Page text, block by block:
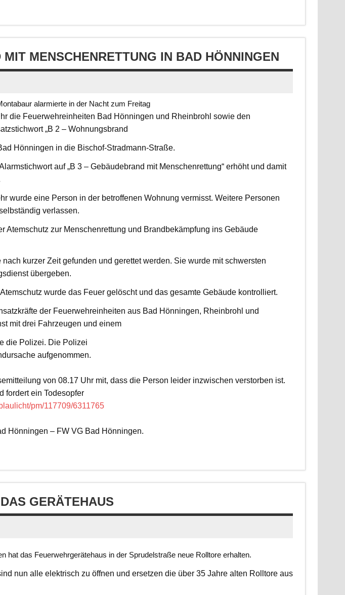
MENSCHENRETTUNG IN BAD HÖNNINGEN
alarmierte in der Nacht zum Freitag
die Feuerwehreinheiten Bad Hönningen und Rheinbrohl sowie den
„B 2 – Wohnungsbrand
Hönningen in die Bischof-Stradmann-Straße.
auf „B 3 – Gebäudebrand mit Menschenrettung“ erhöht und damit
wurde eine Person in der betroffenen Wohnung vermisst. Weitere Personen
verlassen.
Atemschutz zur Menschenrettung und Brandbekämpfung ins Gebäude
kurzer Zeit gefunden und gerettet werden. Sie wurde mit schwersten
übergeben.
wurde das Feuer gelöscht und das gesamte Gebäude kontrolliert.
der Feuerwehreinheiten aus Bad Hönningen, Rheinbrohl und
mit drei Fahrzeugen und einem
die Polizei. Die Polizei
aufgenommen.
von 08.17 Uhr mit, dass die Person leider inzwischen verstorben ist.
fordert ein Todesopfer
pm/117709/6311765
Hönningen – FW VG Bad Hönningen.
GERÄTEHAUS
hat das Feuerwehrgerätehaus in der Sprudelstraße neue Rolltore erhalten.
nun alle elektrisch zu öffnen und ersetzen die über 35 Jahre alten Rolltore aus